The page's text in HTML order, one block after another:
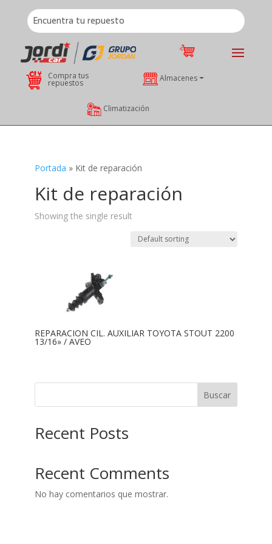
Compra tus
repuestos Almacenes
Climatización
Portada » Kit de reparación
Kit de reparación
Showing the single result
REPARACION CIL. AUXILIAR TOYOTA STOUT 2200
13/16» / AVEO
Buscar
Recent Posts
Recent Comments
No hay comentarios que mostrar.